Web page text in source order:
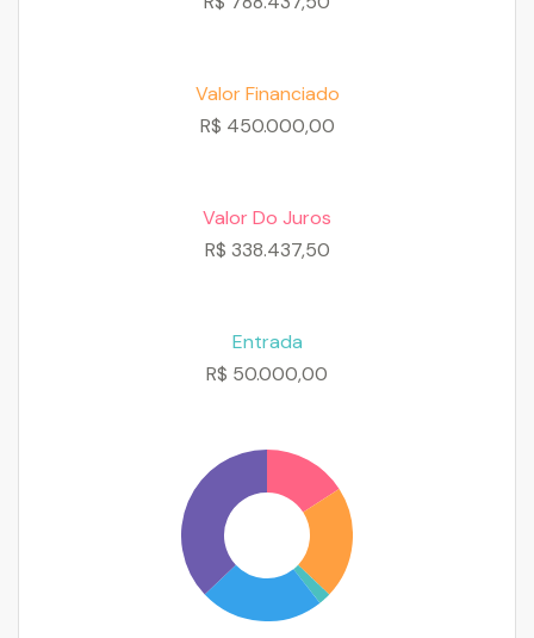
Valor Financiado
R$ 450.000,00
Valor Do Juros
R$ 338.437,50
Entrada
R$ 50.000,00